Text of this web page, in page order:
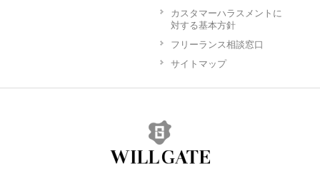
カスタマーハラスメントに
対する基本方針
フリーランス相談窓口
サイトマップ